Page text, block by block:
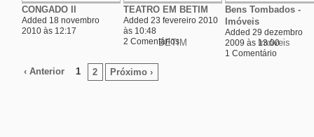
CONGADO II
Added 18 novembro
2010 às 12:17
TEATRO EM BETIM
Added 23 fevereiro 2010
às 10:48
2 Comentários
Bens Tombados -
Imóveis
Added 29 dezembro
2009 às 13:00
1 Comentário
‹ Anterior 1 2 Próximo ›